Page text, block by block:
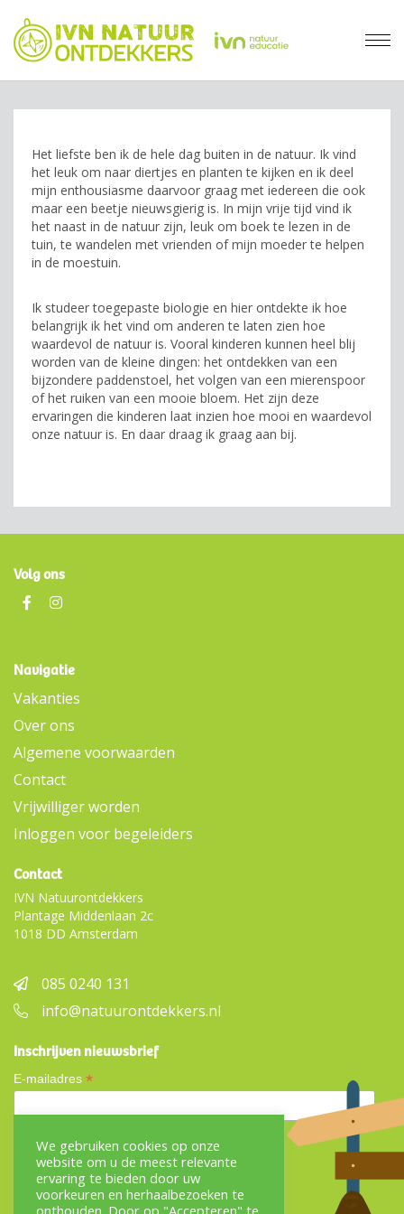
Het liefste ben ik de hele dag buiten in de natuur. Ik vind
het leuk om naar diertjes en planten te kijken en ik deel
mijn enthousiasme daarvoor graag met iedereen die ook
maar een beetje nieuwsgierig is. In mijn vrije tijd vind ik
het naast in de natuur zijn, leuk om boek te lezen in de
tuin, te wandelen met vrienden of mijn moeder te helpen
in de moestuin.
Ik studeer toegepaste biologie en hier ontdekte ik hoe
belangrijk ik het vind om anderen te laten zien hoe
waardevol de natuur is. Vooral kinderen kunnen heel blij
worden van de kleine dingen: het ontdekken van een
bijzondere paddenstoel, het volgen van een mierenspoor
of het ruiken van een mooie bloem. Het zijn deze
ervaringen die kinderen laat inzien hoe mooi en waardevol
onze natuur is. En daar draag ik graag aan bij.
Volg ons
Navigatie
Vakanties
Over ons
Algemene voorwaarden
Contact
Vrijwilliger worden
Inloggen voor begeleiders
Contact
IVN Natuurontdekkers
Plantage Middenlaan 2c
1018 DD Amsterdam
085 0240 131
info@natuurontdekkers.nl
Inschrijven nieuwsbrief
E-mailadres *
Onderdeel van
We gebruiken cookies op onze
website om u de meest relevante
ervaring te bieden door uw
voorkeuren en herhaalbezoeken te
onthouden. Door op "Accepteren" te